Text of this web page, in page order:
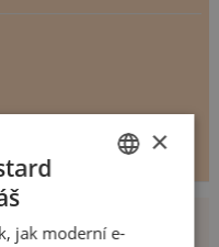
SLOVAK
×
jak moderní e-